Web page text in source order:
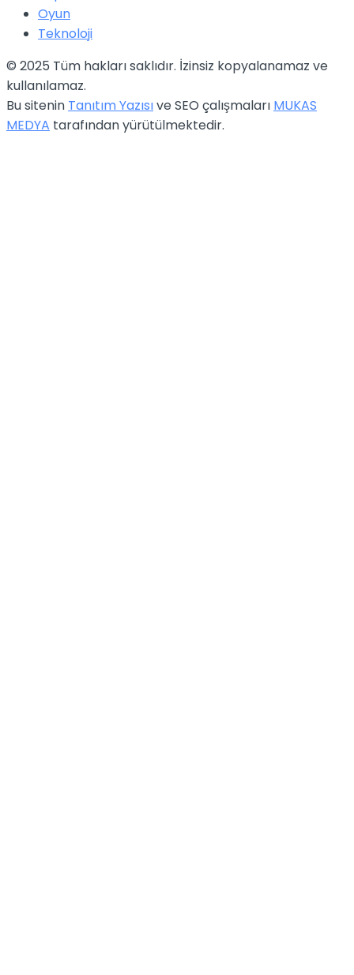
Oyun
Teknoloji
© 2025 Tüm hakları saklıdır. İzinsiz kopyalanamaz ve
kullanılamaz.
Bu sitenin Tanıtım Yazısıve SEO çalışmaları MUKAS
MEDYA tarafından yürütülmektedir.